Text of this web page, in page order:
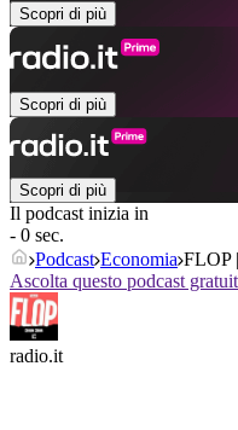
Scopri di più
Scopri di più
Scopri di più
Il podcast inizia in
- 0 sec.
Podcast Economia FLOP
Ascolta questo podcast
radio.it